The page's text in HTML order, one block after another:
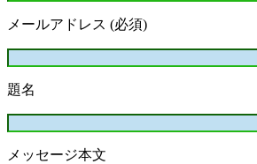
メールアドレス (必須)
題名
メッセージ本文